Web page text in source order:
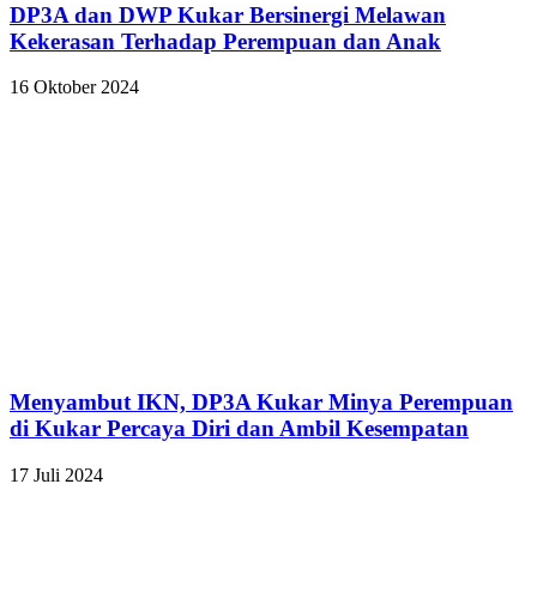
DP3A dan DWP Kukar Bersinergi Melawan
Kekerasan Terhadap Perempuan dan Anak
16 Oktober 2024
Menyambut IKN, DP3A Kukar Minya Perempuan
di Kukar Percaya Diri dan Ambil Kesempatan
17 Juli 2024